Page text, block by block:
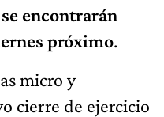
se encontrarán
próximo.
micro y
cierre de ejercicio